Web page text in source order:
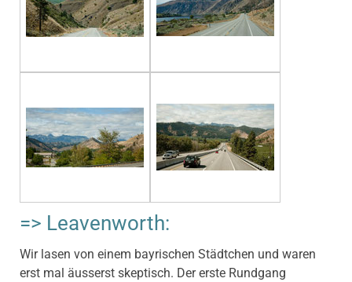
=> Leavenworth:
Wir lasen von einem bayrischen Städtchen und waren
erst mal äusserst skeptisch. Der erste Rundgang